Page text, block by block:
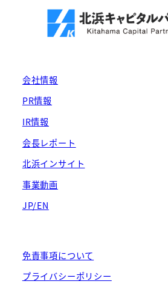
会社情報
PR情報
IR情報
会長レポート
北浜インサイト
事業動画
JP/EN
免責事項について
プライバシーポリシー